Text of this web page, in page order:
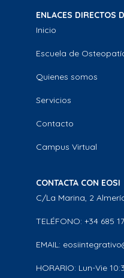
ENLACES DIRECTOS
Inicio
Escuela de
Quienes somos
Servicios
Contacto
Campus Virtual
CONTACTA CON EOSI
C/La Marina, 2
TELÉFONO: +34 685
EMAIL:
HORARIO: Lun-Vie